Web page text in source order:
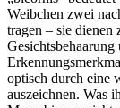
Weibchen zwei
tragen – sie
optisch durch eine
auszeichnen. Was